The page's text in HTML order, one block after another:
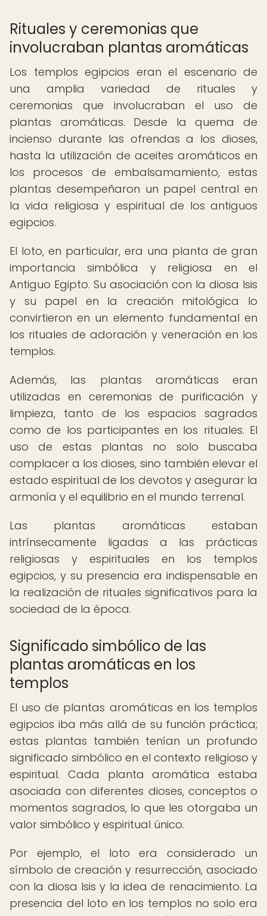
Rituales y ceremonias que
involucraban plantas aromáticas
Los templos egipcios eran el escenario de
una amplia variedad de rituales y
ceremonias que involucraban el uso de
plantas aromáticas. Desde la quema de
incienso durante las ofrendas a los dioses,
hasta la utilización de aceites aromáticos en
los procesos de embalsamamiento, estas
plantas desempeñaron un papel central en
la vida religiosa y espiritual de los antiguos
egipcios.
El loto, en particular, era una planta de gran
importancia simbólica y religiosa en el
Antiguo Egipto. Su asociación con la diosa Isis
y su papel en la creación mitológica lo
convirtieron en un elemento fundamental en
los rituales de adoración y veneración en los
templos.
Además, las plantas aromáticas eran
utilizadas en ceremonias de purificación y
limpieza, tanto de los espacios sagrados
como de los participantes en los rituales. El
uso de estas plantas no solo buscaba
complacer a los dioses, sino también elevar el
estado espiritual de los devotos y asegurar la
armonía y el equilibrio en el mundo terrenal.
Las plantas aromáticas estaban
intrínsecamente ligadas a las prácticas
religiosas y espirituales en los templos
egipcios, y su presencia era indispensable en
la realización de rituales significativos para la
sociedad de la época.
Significado simbólico de las
plantas aromáticas en los
templos
El uso de plantas aromáticas en los templos
egipcios iba más allá de su función práctica;
estas plantas también tenían un profundo
significado simbólico en el contexto religioso y
espiritual. Cada planta aromática estaba
asociada con diferentes dioses, conceptos o
momentos sagrados, lo que les otorgaba un
valor simbólico y espiritual único.
Por ejemplo, el loto era considerado un
símbolo de creación y resurrección, asociado
con la diosa Isis y la idea de renacimiento. La
presencia del loto en los templos no solo era